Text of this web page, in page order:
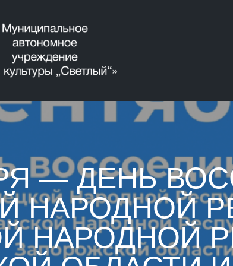
— ДЕНЬ
НАРОДНОЙ
НАРОДНОЙ